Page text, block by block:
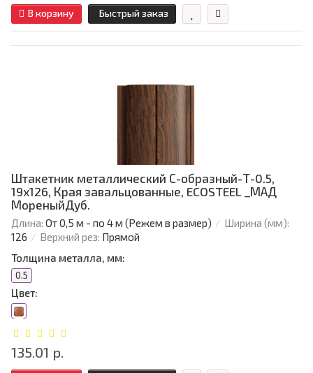
В корзину Быстрый заказ
Штакетник металлический С-образный-Т-0.5,
19х126, Края завальцованные, ECOSTEEL _МАД
МореныйДуб.
Длина: От 0,5 м - по 4 м (Режем в размер)
Ширина (мм):
126
Верхний рез: Прямой
Толщина металла, мм:
0.5
Цвет:
135.01 р.